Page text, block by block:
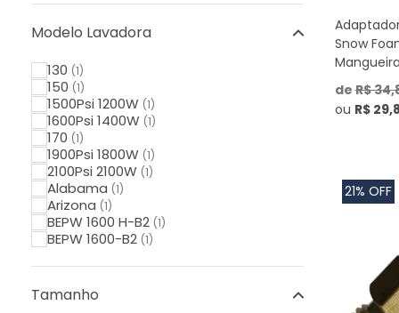
Schulz
Stihl(2)
Tramontina
Vonder
Vonixx (1)
Wap (1)
Worker (1)
ZM(1)
Modelo Lavadora
130 (1)
150 (1)
1500Psi 1200W (1)
1600Psi 1400W (1)
170 (1)
1900Psi 1800W (1)
2100Psi 2100W (1)
Alabama (1)
Arizona (1)
BEPW 1600 H-B2 (1)
BEPW 1600-B2 (1)
BEPW 1800 T-BR
BEPW 2200-BR
Tamanho
Snow
deR$
ou R$
21% OFF